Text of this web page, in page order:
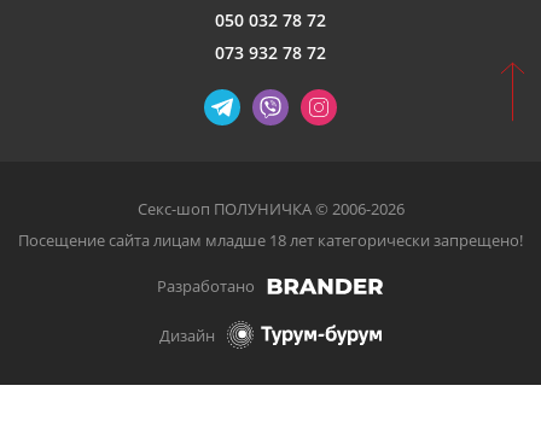
050 032 78 72
073 932 78 72
Секс-шоп ПОЛУНИЧКА © 2006-2026
Посещение сайта лицам младше 18 лет категорически запрещено!
Разработано
Дизайн